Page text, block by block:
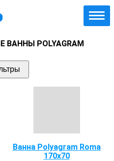
POLYAGRAM
Ванна Polyagram Roma
170x70